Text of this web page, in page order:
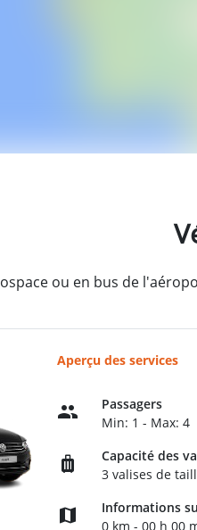
ou en bus de
Aperçu des services
Passagers
Min: 1 - Max: 4
Capacité des
3 valises de
Informations
0 km - 00 h 00